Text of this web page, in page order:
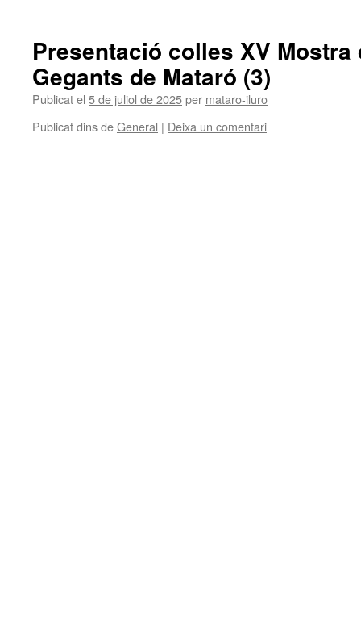
Presentació colles XV Mostra
Gegants de Mataró (3)
Publicat el 5 de juliol de 2025per mataro-iluro
Publicat dins deGeneral | Deixa un comentari